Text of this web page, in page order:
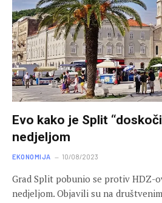
Evo kako je Split
nedjeljom
EKONOMIJA 10/08/2023
Grad Split pobunio se protiv HDZ-
nedjeljom. Objavili su na